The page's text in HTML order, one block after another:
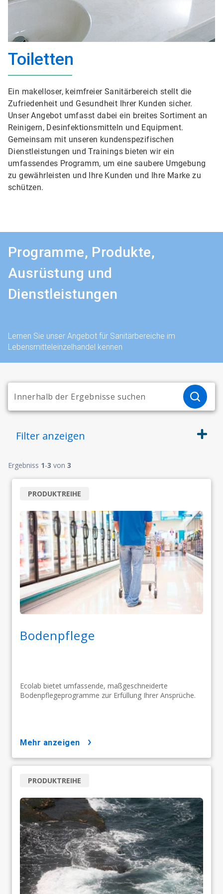
Toiletten
Ein makelloser, keimfreier Sanitärbereich stellt die
Zufriedenheit und Gesundheit Ihrer Kunden sicher.
Unser Angebot umfasst dabei ein breites Sortiment an
Reinigern, Desinfektionsmitteln und Equipment.
Gemeinsam mit unseren kundenspezifischen
Dienstleistungen und Trainings bieten wir ein
umfassendes Programm, um eine saubere Umgebung
zu gewährleisten und Ihre Kunden und Ihre Marke zu
schützen.
Programme, Produkte,
Ausrüstung und
Dienstleistungen
Lernen Sie unser Angebot für Sanitärbereiche im
Lebensmitteleinzelhandel kennen
Filter anzeigen
Ergebniss 1-3 von 3
Bodenpflege
Ecolab bietet umfassende, maßgeschneiderte
Bodenpflegeprogramme zur Erfüllung Ihrer Ansprüche.
PRODUKTREIHE
mehr anzeigen
PRODUKTREIHE